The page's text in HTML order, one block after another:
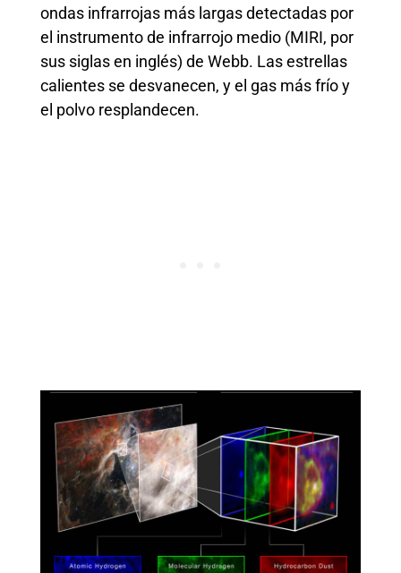
ondas infrarrojas más largas detectadas por
el instrumento de infrarrojo medio (MIRI, por
sus siglas en inglés) de Webb. Las estrellas
calientes se desvanecen, y el gas más frío y
el polvo resplandecen.